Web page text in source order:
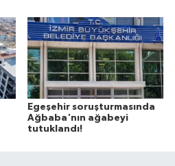
Egeşehir soruşturmasında
Ağbaba'nın ağabeyi
tutuklandı!